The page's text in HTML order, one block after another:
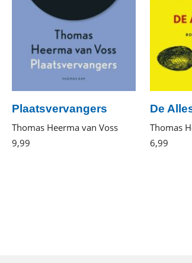
Plaatsvervangers
Thomas Heerma van Voss
9,99
De
Thomas
6,99